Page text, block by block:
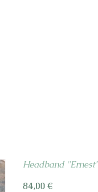
Headband "Ernest"
84,00 €Prix